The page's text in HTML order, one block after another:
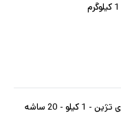
جو دو سر پرک صبحانه فوری تژین - 1 کیلو - 20 ساشه